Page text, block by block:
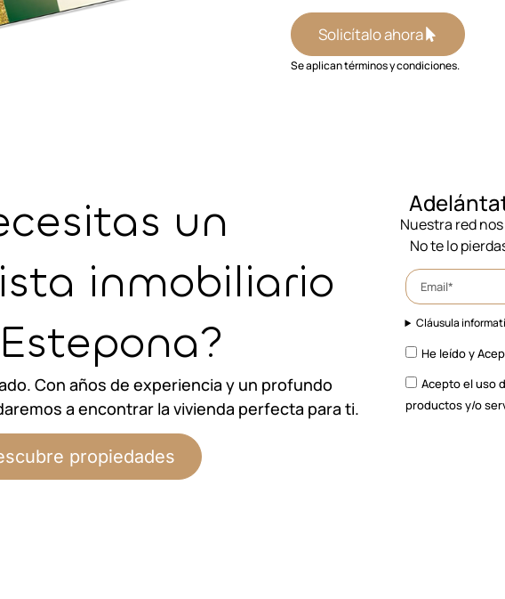
Solicítalo ahora
Se aplican términos y condiciones.
un
inmobiliario
Con años de experiencia y un profundo
a encontrar la vivienda perfecta para ti.
propiedades
Nuestra red
No te lo
Cláusula
He leído y
Acepto el uso
productos y/o